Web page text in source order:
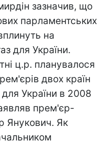
зазначив, що
парламентських
на
для України.
ц.р. планувалося
двох країн
для України в 2008
прем'єр-
Янукович. Як